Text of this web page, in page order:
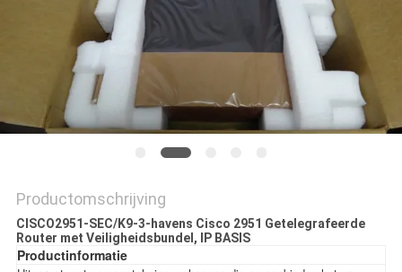
Productomschrijving
CISCO2951-SEC/K9-3-havens Cisco 2951 Getelegrafeerde
Router met Veiligheidsbundel, IP BASIS
Productinformatie